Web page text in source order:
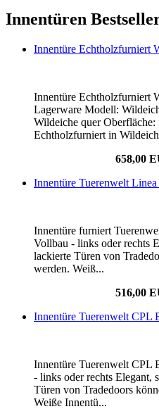
Innentüren
Innentüre Echtholzfurniert
Innentüre Echtholzfurniert
Lagerware Modell:
Wildeiche quer
Echtholzfurniert in
658,00
Innentüre Tuerenwelt Linea
Innentüre furniert
Vollbau - links oder rechts
lackierte Türen von
werden. Weiß...
516,00
Innentüre Tuerenwelt CPL
Innentüre Tuerenwelt CPL
- links oder rechts Elegant,
Türen von Tradedoors
Weiße Innentü...